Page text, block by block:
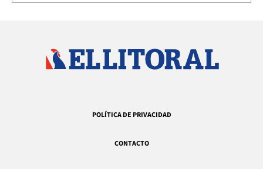
POLÍTICA DE PRIVACIDAD
CONTACTO